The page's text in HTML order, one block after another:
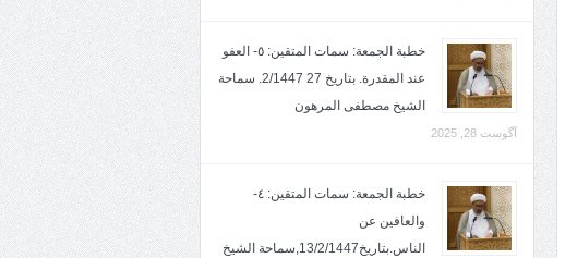
خطبة الجمعة: سمات المتقين: ٥- العفو
عند المقدرة. بتاريخ 27 2/1447. سماحة
الشيخ مصطفى المرهون
آگوست 28, 2025
خطبة الجمعة: سمات المتقين: ٤-
والعافين عن
الناس.بتاريخ13/2/1447,سماحة الشيخ